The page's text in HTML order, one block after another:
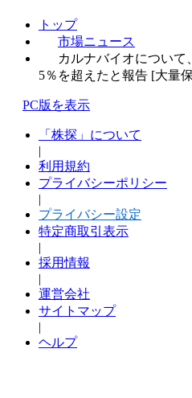
トップ
市場ニュース
カルナバイオについ
5％を超えたと報告 [大量
PC版を表示
「株探」について
|
利用規約
プライバシーポリシー
|
プライバシー設定
特定商取引表示
|
採用情報
|
運営会社
サイトマップ
|
ヘルプ